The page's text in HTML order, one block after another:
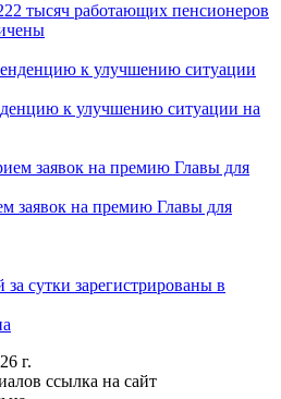
тысяч работающих пенсионеров
к улучшению ситуации на
заявок на премию Главы для
сутки зарегистрированы в
г.
ссылка на сайт